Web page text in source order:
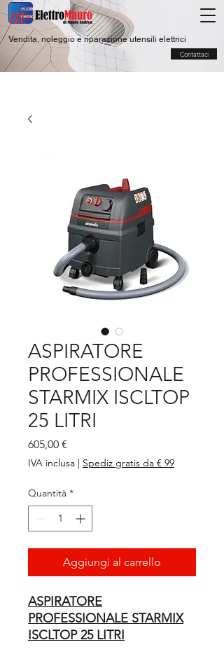
Vendita, noleggio e riparazione utensili elettrici
Contattaci
ASPIRATORE
PROFESSIONALE
STARMIX ISCLTOP
25 LITRI
605,00 €
IVA inclusa | Spediz gratis da € 99
Quantità *
Aggiungi al carrello
ASPIRATORE
PROFESSIONALE STARMIX
ISCLTOP 25 LITRI